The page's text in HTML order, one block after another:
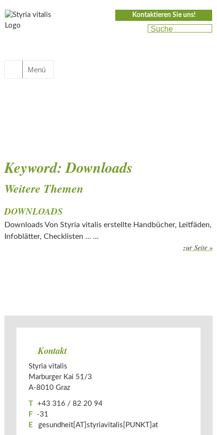
Kontaktieren Sie uns!
Menü
Keyword:Downloads
Weitere Themen
DOWNLOADS
Downloads Von Styria vitalis erstellte Handbücher, Leitfäden,
Infoblätter, Checklisten … ...
zur Seite »
Kontakt
Styria vitalis
Marburger Kai 51/3
A-­8010 Graz
T +43 316 / 82 20 94
F
-31
E
gesundheit[AT]styriavitalis[PUNKT]at